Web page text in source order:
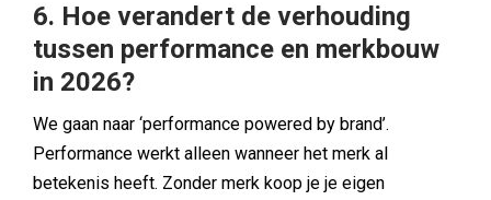
6. Hoe verandert de verhouding
tussen performance en merkbouw
in 2026?
We gaan naar ‘performance powered by brand’.
Performance werkt alleen wanneer het merk al
betekenis heeft. Zonder merk koop je je eigen